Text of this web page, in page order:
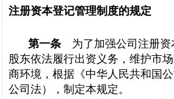
注册资本登记管理制度的规定
第一条 为了加强公司注册资
股东依法履行出资义务，维护市
商环境，根据《中华人民共和国
公司法），制定本规定。